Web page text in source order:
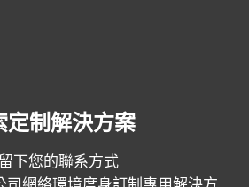
定制解決方案
下您的聯系方式